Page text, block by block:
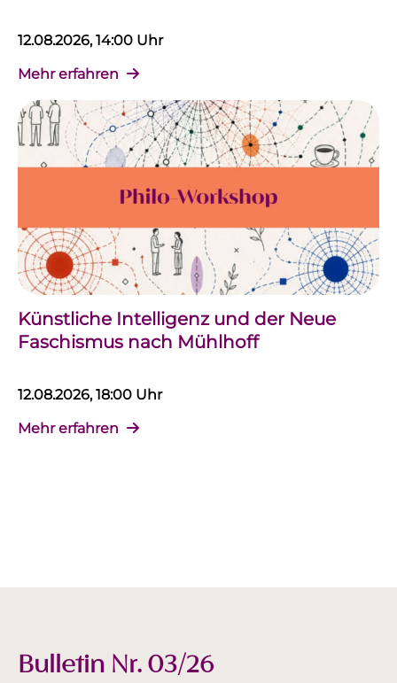
12.08.2026, 14:00 Uhr
Mehr erfahren
Künstliche Intelligenz und der Neue
Faschismus nach Mühlhoff
12.08.2026, 18:00 Uhr
Mehr erfahren
Bulletin Nr. 03/26